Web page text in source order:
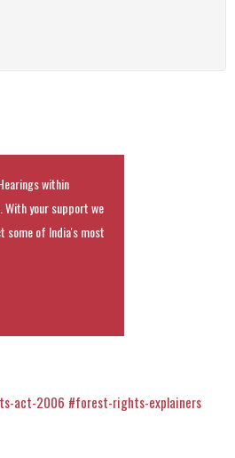
within
With your support we
some of India's most
act-2006 #forest-rights-explainers